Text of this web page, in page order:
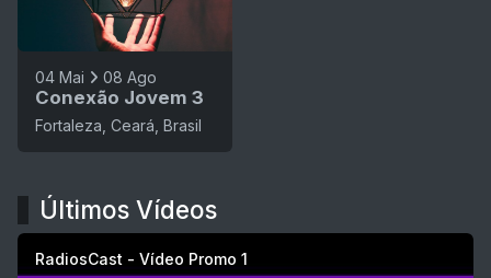
04 Mai 08 Ago
Conexão Jovem 3
Fortaleza, Ceará, Brasil
Últimos Vídeos
RadiosCast - Vídeo Promo 1